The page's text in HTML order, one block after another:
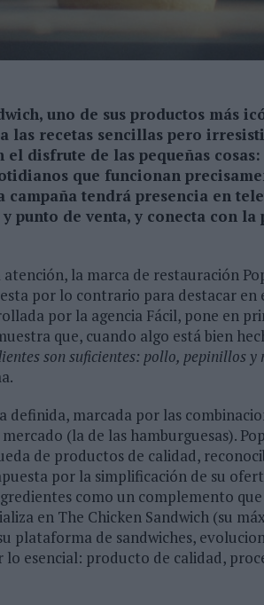
uno de sus productos más
las recetas sencillas pero
disfrute de las pequeñas cosas:
que funcionan
tendrá presencia en
punto de venta, y conecta con
la marca de restauración
por lo contrario para destacar en
por la agencia Fácil, pone en
que, cuando algo está bien
son suficientes: pollo, pepinillos y
marcada por las
(la de las hamburguesas).
de productos de calidad,
por la simplificación de su
como un complemento que
en The Chicken Sandwich (su
plataforma de sandwiches,
esencial: producto de calidad,